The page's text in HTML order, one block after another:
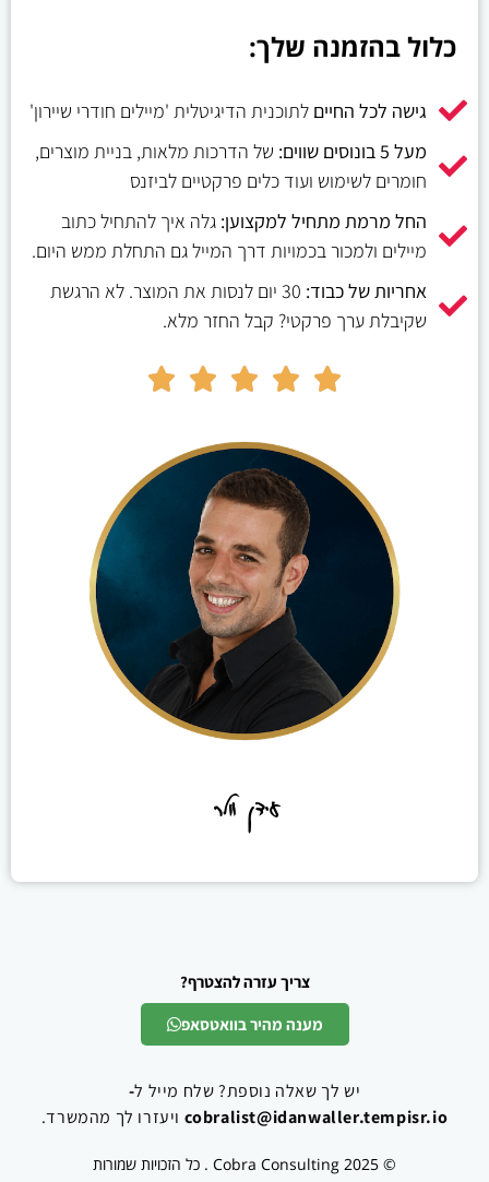
כלול בהזמנה שלך:
גישה לכל החיים לתוכנית הדיגיטלית 'מיילים חודרי שיירון'
מעל 5 בונוסים שווים:
של הדרכות מלאות, בניית מוצרים,
חומרים לשימוש ועוד כלים פרקטיים לביזנס
החל מרמת מתחיל למקצוען: גלה איך להתחיל כתוב
מיילים ולמכור בכמויות דרך המייל גם התחלת ממש היום.
אחריות של כבוד:
30 יום לנסות את המוצר. לא הרגשת
שקיבלת ערך פרקטי? קבל החזר מלא.





עידן וולר
צריך עזרה להצטרף?
מענה מהיר בוואטסאפ
יש לך שאלה נוספת? שלח מייל ל-
cobralist@idanwaller.tempisr.io ויעזרו לך מהמשרד.
© Cobra Consulting 2025 . כל הזכויות שמורות